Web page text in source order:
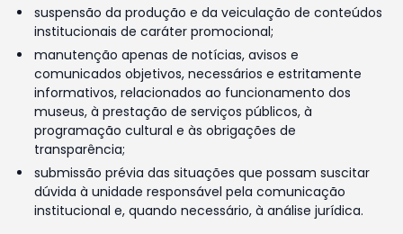
suspensão da produção e da veiculação de conteúdos
institucionais de caráter promocional;
manutenção apenas de notícias, avisos e
comunicados objetivos, necessários e estritamente
informativos, relacionados ao funcionamento dos
museus, à prestação de serviços públicos, à
programação cultural e às obrigações de
transparência;
submissão prévia das situações que possam suscitar
dúvida à unidade responsável pela comunicação
institucional e, quando necessário, à análise jurídica.